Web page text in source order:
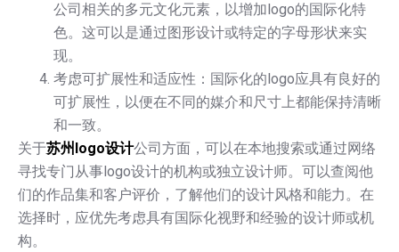
公司相关的多元文化元素，以增加logo的国际化特
色。这可以是通过图形设计或特定的字母形状来实
现。
考虑可扩展性和适应性：国际化的logo应具有良好的
可扩展性，以便在不同的媒介和尺寸上都能保持清晰
和一致。
关于苏州logo设计公司方面，可以在本地搜索或通过网络
寻找专门从事logo设计的机构或独立设计师。可以查阅他
们的作品集和客户评价，了解他们的设计风格和能力。在
选择时，应优先考虑具有国际化视野和经验的设计师或机
构。